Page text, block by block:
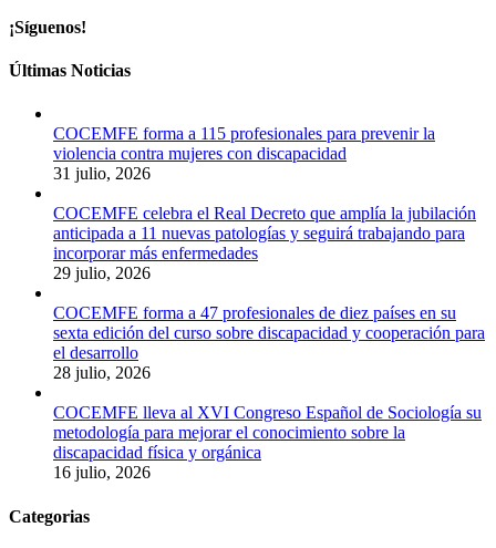
¡Síguenos!
Últimas Noticias
COCEMFE forma a 115 profesionales para prevenir la
violencia contra mujeres con discapacidad
31 julio, 2026
COCEMFE celebra el Real Decreto que amplía la jubilación
anticipada a 11 nuevas patologías y seguirá trabajando para
incorporar más enfermedades
29 julio, 2026
COCEMFE forma a 47 profesionales de diez países en su
sexta edición del curso sobre discapacidad y cooperación para
el desarrollo
28 julio, 2026
COCEMFE lleva al XVI Congreso Español de Sociología su
metodología para mejorar el conocimiento sobre la
discapacidad física y orgánica
16 julio, 2026
Categorias